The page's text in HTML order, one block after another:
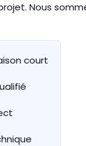
Nous
court